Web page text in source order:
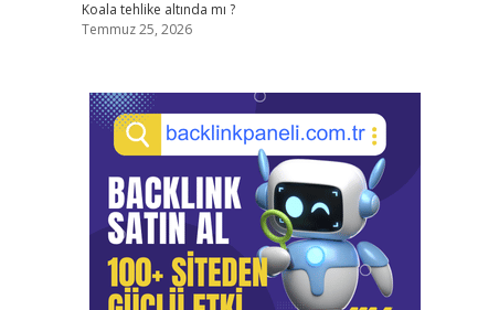
Koala tehlike altında mı ?
Temmuz 25, 2026